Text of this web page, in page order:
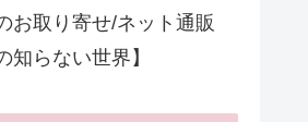
お取り寄せ/ネット通販
知らない世界】